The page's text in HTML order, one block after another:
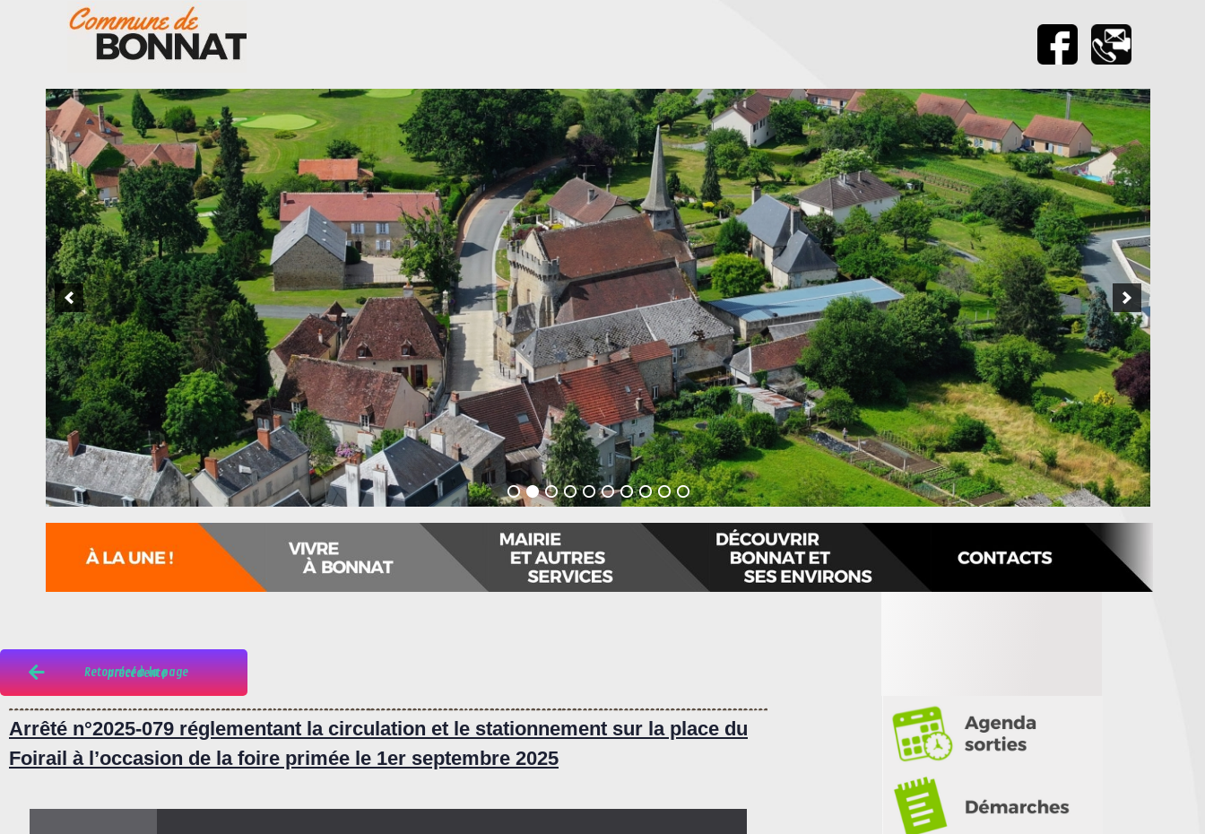
Retourner à la page précédente
Arrêté n°2025-079 réglementant la circulation et le stationnement sur la place du
Foirail à l’occasion de la foire primée le 1er septembre 2025